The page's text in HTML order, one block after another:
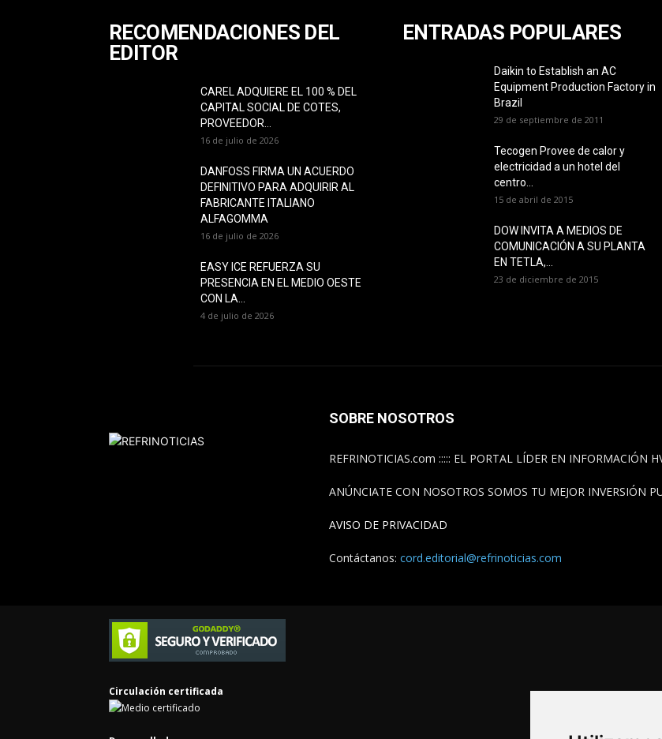
RECOMENDACIONES DEL
EDITOR
CAREL ADQUIERE EL 100 % DEL
CAPITAL SOCIAL DE COTES,
PROVEEDOR...
16 de julio de 2026
DANFOSS FIRMA UN ACUERDO
DEFINITIVO PARA ADQUIRIR AL
FABRICANTE ITALIANO
ALFAGOMMA
16 de julio de 2026
EASY ICE REFUERZA SU
PRESENCIA EN EL MEDIO OESTE
CON LA...
4 de julio de 2026
ENTRADAS POPULARES
Daikin to Establish an AC
Equipment Production Factory in
Brazil
29 de septiembre de 2011
Tecogen Provee de calor y
electricidad a un hotel del
centro...
15 de abril de 2015
DOW INVITA A MEDIOS DE
COMUNICACIÓN A SU PLANTA
EN TETLA,...
23 de diciembre de 2015
SOBRE NOSOTROS
REFRINOTICIAS.com ::::: EL PORTAL LÍDER EN INFORMACIÓN
ANÚNCIATE CON NOSOTROS SOMOS TU MEJOR INVERSIÓN
AVISO DE PRIVACIDAD
Contáctanos: cord.editorial@refrinoticias.com
Circulación certificada